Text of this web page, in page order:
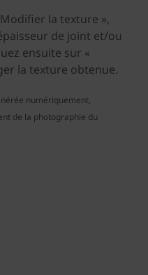
la texture »,
de joint et/ou
ensuite sur «
la texture obtenue.
numériquement,
de la photographie du